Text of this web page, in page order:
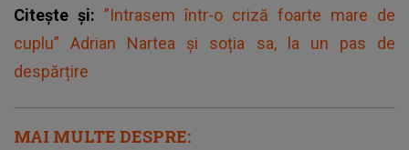
Citește și: ”Intrasem într-o criză foarte mare de
cuplu” Adrian Nartea și soția sa, la un pas de
despărțire
MAI MULTE DESPRE: